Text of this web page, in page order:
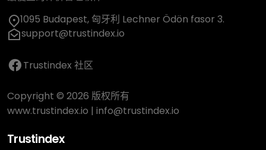
1095 Budapest, 匈牙利 Lechner Ödön fasor 3.
support@trustindex.io
Trustindex 社区
Copyright © 2026 版权所有
www.trustindex.io | info@trustindex.io
Trustindex